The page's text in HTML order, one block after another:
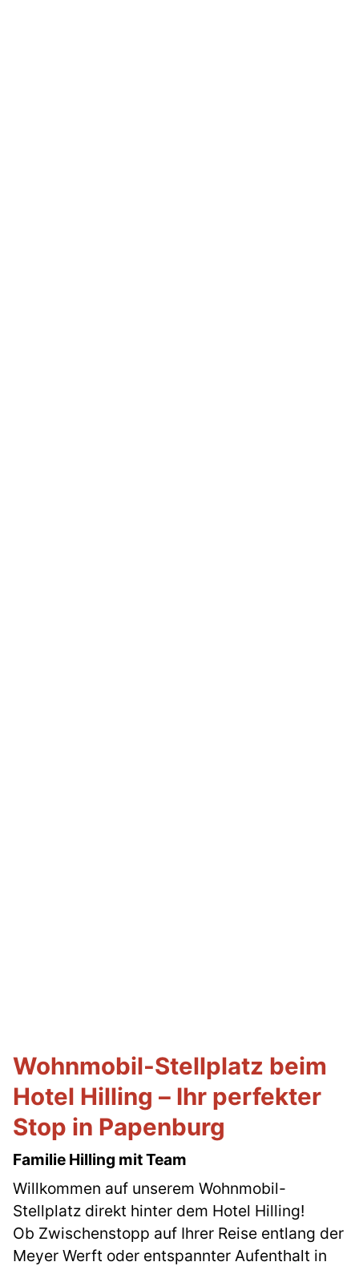
Wohnmobil-Stellplatz beim
Hotel Hilling – Ihr perfekter
Stop in Papenburg
Familie Hilling mit Team
Willkommen auf unserem Wohnmobil-
Stellplatz direkt hinter dem Hotel Hilling!
Ob Zwischenstopp auf Ihrer Reise entlang der
Meyer Werft oder entspannter Aufenthalt in